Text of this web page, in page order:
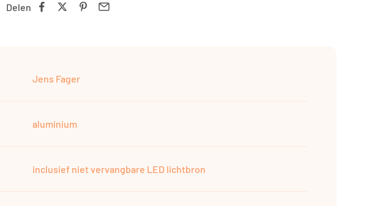
Delen
Jens Fager
aluminium
inclusief niet vervangbare LED lichtbron